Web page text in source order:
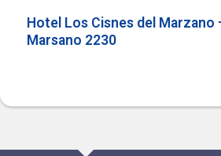
Hotel Los Cisnes del Marzano
Marsano 2230